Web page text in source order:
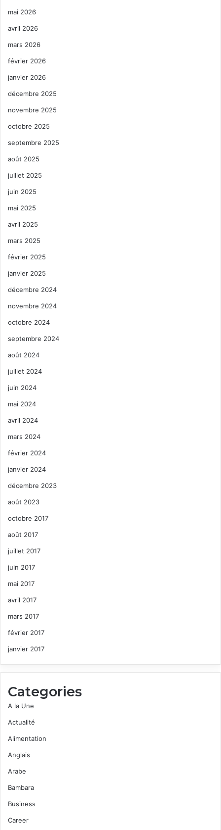
mai 2026
avril 2026
mars 2026
février 2026
janvier 2026
décembre 2025
novembre 2025
octobre 2025
septembre 2025
août 2025
juillet 2025
juin 2025
mai 2025
avril 2025
mars 2025
février 2025
janvier 2025
décembre 2024
novembre 2024
octobre 2024
septembre 2024
août 2024
juillet 2024
juin 2024
mai 2024
avril 2024
mars 2024
février 2024
janvier 2024
décembre 2023
août 2023
octobre 2017
août 2017
juillet 2017
juin 2017
mai 2017
avril 2017
mars 2017
février 2017
janvier 2017
Categories
A la Une
Actualité
Alimentation
Anglais
Arabe
Bambara
Business
Career